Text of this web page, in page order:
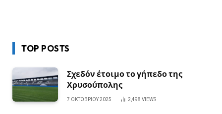
TOP POSTS
Σχεδόν έτοιμο το γήπεδο της
Χρυσούπολης
7 ΟΚΤΩΒΡΊΟΥ 2025 2,498 VIEWS